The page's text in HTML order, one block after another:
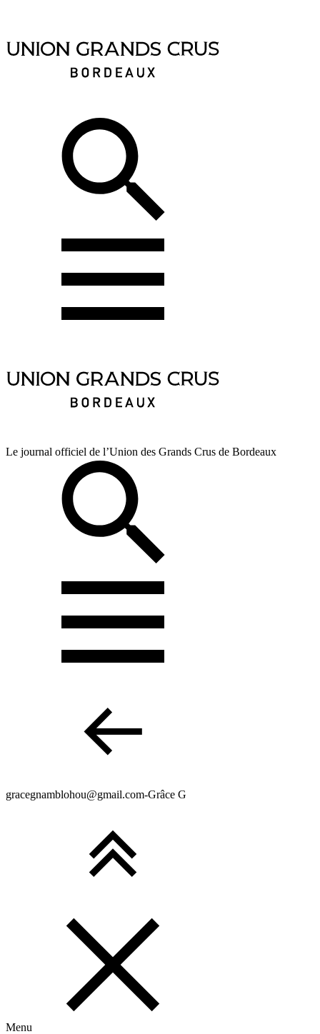
Le journal officiel de l’Union des Grands Crus de Bordeaux
gracegnamblohou@gmail.com-Grâce G
Menu